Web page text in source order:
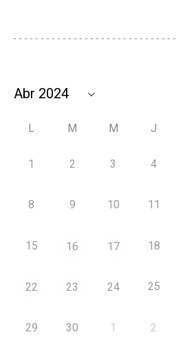
L M M J
1 2 3 4
8 9 10 11
15 16 17 18
22 23 24 25
29 30 1 2